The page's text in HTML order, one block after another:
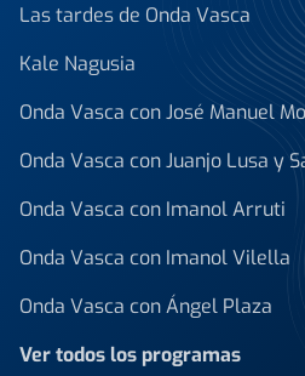
Las tardes de Onda Vasca
Kale Nagusia
Onda Vasca con José Manuel
Onda Vasca con Juanjo Lusa y
Onda Vasca con Imanol Arruti
Onda Vasca con Imanol Vilella
Onda Vasca con Ángel Plaza
Ver todos los programas